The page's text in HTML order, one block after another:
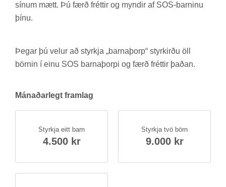
sín­um mætt. Þú færð frétt­ir og mynd­ir af SOS-barn­inu
þínu.
Þeg­ar þú vel­ur að styrkja „barna­þorp“ styrk­irðu öll
börn­in í einu SOS barna­þorpi og færð frétt­ir það­an.
Mán­að­ar­legt fram­lag
Styrkja eitt barn
4.500 kr
Styrkja tvö börn
9.000 kr